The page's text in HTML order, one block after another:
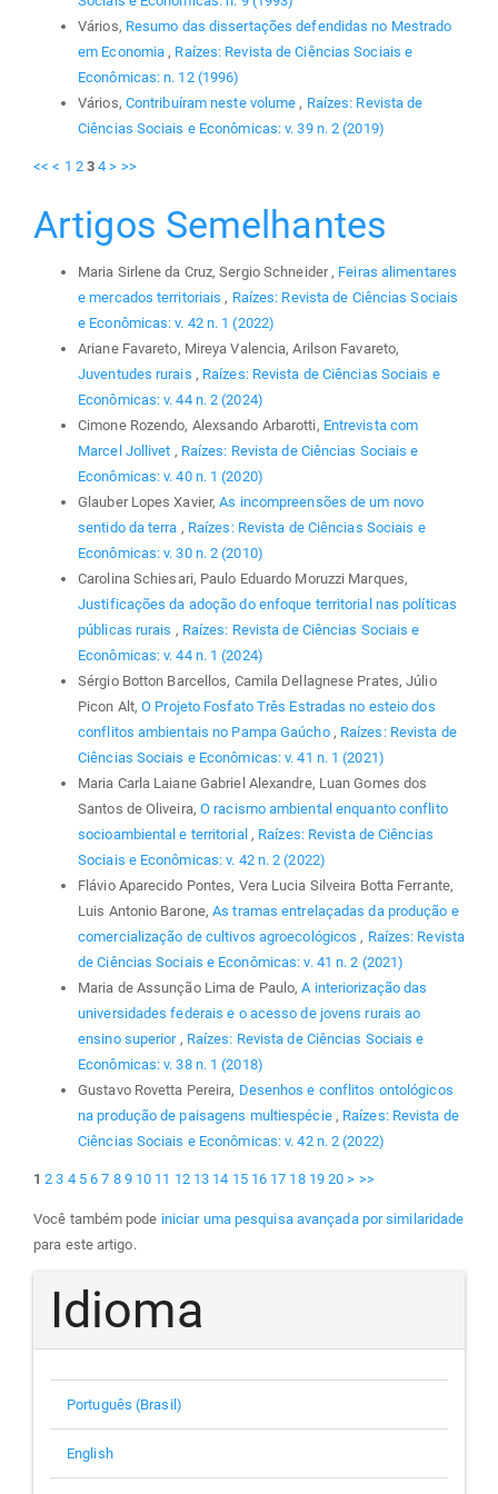
Vários, Resumo das dissertações defendidas no Mestrado
em Economia , Raízes: Revista de Ciências Sociais e
Econômicas: n. 12 (1996)
Vários, Contribuíram neste volume , Raízes: Revista de
Ciências Sociais e Econômicas: v. 39 n. 2 (2019)
<< < 1 2 3 4 > >>
Artigos Semelhantes
Maria Sirlene da Cruz, Sergio Schneider , Feiras alimentares
e mercados territoriais , Raízes: Revista de Ciências Sociais
e Econômicas: v. 42 n. 1 (2022)
Ariane Favareto, Mireya Valencia, Arilson Favareto,
Juventudes rurais , Raízes: Revista de Ciências Sociais e
Econômicas: v. 44 n. 2 (2024)
Cimone Rozendo, Alexsando Arbarotti, Entrevista com
Marcel Jollivet , Raízes: Revista de Ciências Sociais e
Econômicas: v. 40 n. 1 (2020)
Glauber Lopes Xavier,As incompreensões de um novo
sentido da terra , Raízes: Revista de Ciências Sociais e
Econômicas: v. 30 n. 2 (2010)
Carolina Schiesari, Paulo Eduardo Moruzzi Marques,
Justificações da adoção do enfoque territorial nas políticas
públicas rurais , Raízes: Revista de Ciências Sociais e
Econômicas: v. 44 n. 1 (2024)
Sérgio Botton Barcellos, Camila Dellagnese Prates, Júlio
Picon Alt,O Projeto Fosfato Três Estradas no esteio dos
conflitos ambientais no Pampa Gaúcho , Raízes: Revista de
Ciências Sociais e Econômicas: v. 41 n. 1 (2021)
Maria Carla Laiane Gabriel Alexandre, Luan Gomes dos
Santos de Oliveira, O racismo ambiental enquanto conflito
socioambiental e territorial , Raízes: Revista de Ciências
Sociais e Econômicas: v. 42 n. 2 (2022)
Flávio Aparecido Pontes, Vera Lucia Silveira Botta Ferrante,
Luis Antonio Barone,As tramas entrelaçadas da produção e
comercialização de cultivos agroecológicos , Raízes: Revista
de Ciências Sociais e Econômicas: v. 41 n. 2 (2021)
Maria de Assunção Lima de Paulo,A interiorização das
universidades federais e o acesso de jovens rurais ao
ensino superior , Raízes: Revista de Ciências Sociais e
Econômicas: v. 38 n. 1 (2018)
Gustavo Rovetta Pereira, Desenhos e conflitos ontológicos
na produção de paisagens multiespécie , Raízes: Revista de
Ciências Sociais e Econômicas: v. 42 n. 2 (2022)
1 2 3 4 5 6 7 8 9 10 11 12 13 14 15 16 17 18 19 20 > >>
Você também pode iniciar uma pesquisa avançada por similaridade
para este artigo.
Idioma
Português (Brasil)
English